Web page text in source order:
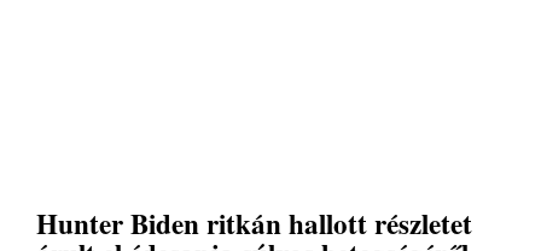
Hunter Biden ritkán hallott részletet